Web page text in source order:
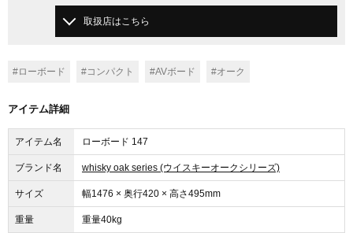
取扱店はこちら
#ローボード #コンパクト #AVボード #オーク
アイテム詳細
アイテム名 ローボード 147
ブランド名 whisky oak series (ウイスキーオークシリーズ)
サイズ 幅1476 × 奥行420 × 高さ495mm
重量 重量40kg